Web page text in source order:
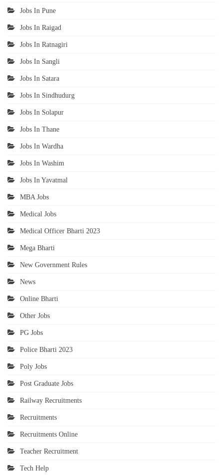
Jobs In Pune
Jobs In Raigad
Jobs In Ratnagiri
Jobs In Sangli
Jobs In Satara
Jobs In Sindhudurg
Jobs In Solapur
Jobs In Thane
Jobs In Wardha
Jobs In Washim
Jobs In Yavatmal
MBA Jobs
Medical Jobs
Medical Officer Bharti 2023
Mega Bharti
New Government Rules
News
Online Bharti
Other Jobs
PG Jobs
Police Bharti 2023
Poly Jobs
Post Graduate Jobs
Railway Recruitments
Recruitments
Recruitments Online
Teacher Recruitment
Tech Help